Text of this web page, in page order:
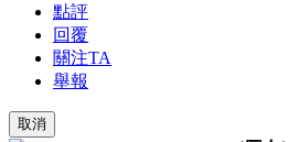
點評
回覆
關注TA
舉報
取消